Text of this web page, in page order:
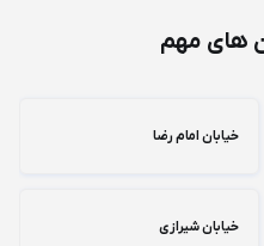
های مهم
خیابان امام رضا
خیابان شیرازی